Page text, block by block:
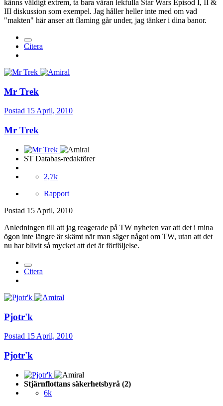
känns väldigt extrem, ta bara våran lekfulla Star Wars Episod I, II &
III diskussion som exempel. Jag håller heller inte med om vad
"makten" här anser att flaming går under, jag tänker i dina banor.
Citera
Mr Trek
Postad 15 April, 2010
Mr Trek
ST Databas-redaktörer
2,7k
Rapport
Postad 15 April, 2010
Anledningen till att jag reagerade på TW nyheten var att det i mina
ögon inte längre är skämt när man säger något om TW, utan att det
nu har blivit så mycket att det är förföljelse.
Citera
Pjotr'k
Postad 15 April, 2010
Pjotr'k
Stjärnflottans säkerhetsbyrå (2)
6k